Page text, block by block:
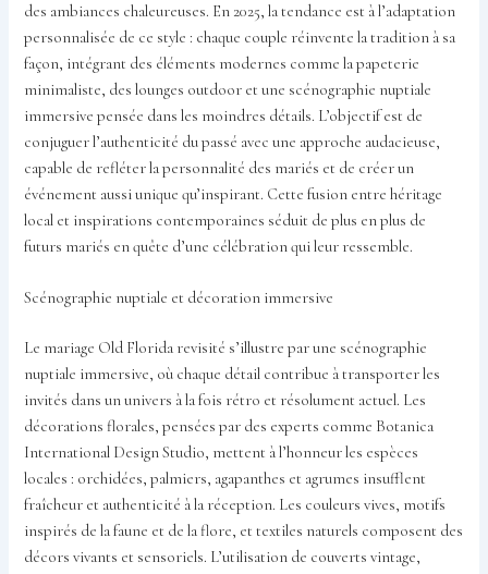
des ambiances chaleureuses. En 2025, la tendance est à l’adaptation
personnalisée de ce style : chaque couple réinvente la tradition à sa
façon, intégrant des éléments modernes comme la papeterie
minimaliste, des lounges outdoor et une scénographie nuptiale
immersive pensée dans les moindres détails. L’objectif est de
conjuguer l’authenticité du passé avec une approche audacieuse,
capable de refléter la personnalité des mariés et de créer un
événement aussi unique qu’inspirant. Cette fusion entre héritage
local et inspirations contemporaines séduit de plus en plus de
futurs mariés en quête d’une célébration qui leur ressemble.
Scénographie nuptiale et décoration immersive
Le mariage Old Florida revisité s’illustre par une scénographie
nuptiale immersive, où chaque détail contribue à transporter les
invités dans un univers à la fois rétro et résolument actuel. Les
décorations florales, pensées par des experts comme Botanica
International Design Studio, mettent à l’honneur les espèces
locales : orchidées, palmiers, agapanthes et agrumes insufflent
fraîcheur et authenticité à la réception. Les couleurs vives, motifs
inspirés de la faune et de la flore, et textiles naturels composent des
décors vivants et sensoriels. L’utilisation de couverts vintage,